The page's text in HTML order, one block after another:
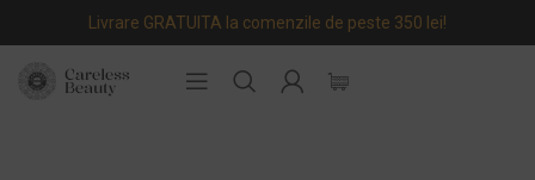
Livrare GRATUITA la comenzile de peste 350 lei!